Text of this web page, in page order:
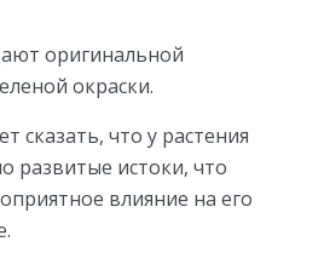
оригинальной
окраски.
сказать, что у растения
развитые истоки, что
влияние на его